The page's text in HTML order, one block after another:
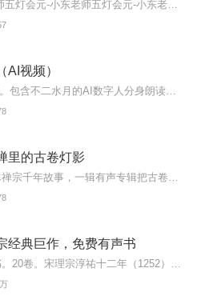
AI视频）
里的古卷灯影
经典巨作，免费有声书